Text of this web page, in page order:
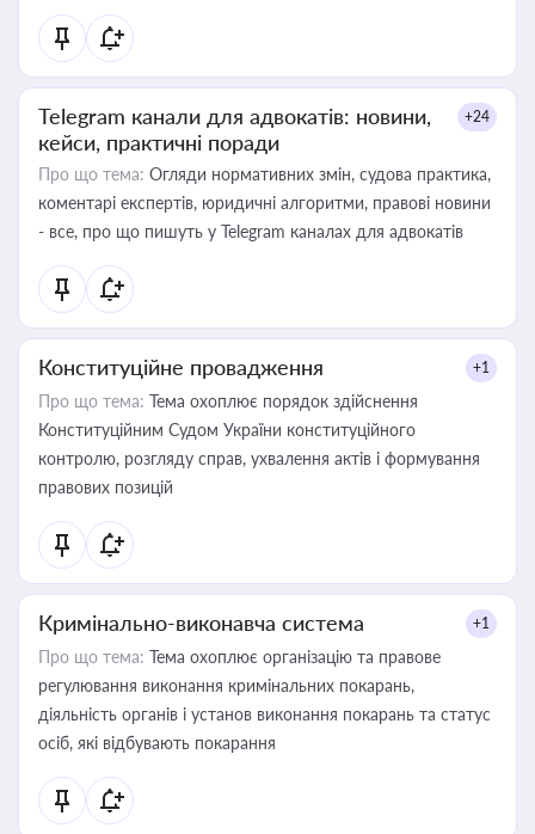
Telegram канали для адвокатів: новини,
кейси, практичні поради
+24
Про що тема: Огляди нормативних змін, судова практика,
коментарі експертів, юридичні алгоритми, правові новини
- все, про що пишуть у Telegram каналах для адвокатів
Конституційне провадження +1
Про що тема: Тема охоплює порядок здійснення
Конституційним Судом України конституційного
контролю, розгляду справ, ухвалення актів і формування
правових позицій
Кримінально-виконавча система +1
Про що тема: Тема охоплює організацію та правове
регулювання виконання кримінальних покарань,
діяльність органів і установ виконання покарань та статус
осіб, які відбувають покарання